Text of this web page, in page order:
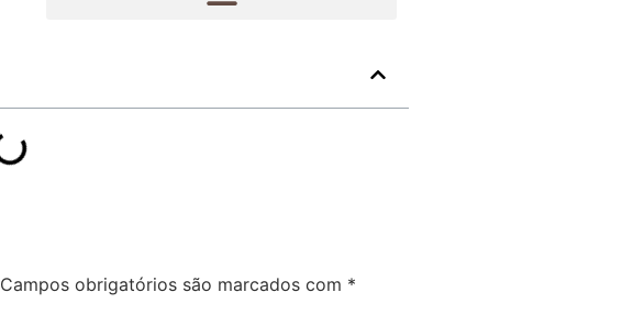
Campos obrigatórios são marcados com *